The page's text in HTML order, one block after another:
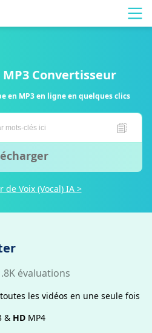
Convertisseur
en MP3 en ligne en quelques clics
de Voix (Vocal) IA >
évaluations
toutes les vidéos en une seule fois
& HD MP4